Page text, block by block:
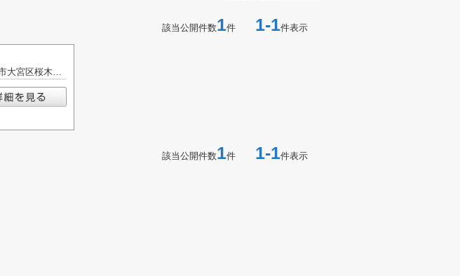
該当公開件数1件 1-1件表示
埼玉県さいたま市大宮区桜木町４丁目
該当公開件数1件 1-1件表示